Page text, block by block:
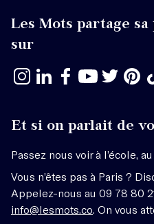
Les Mots partage
sur
Et si on parlait de
Passez nous voir à l’école, au
Vous n’êtes pas à Paris ?
Appelez-nous au 09 78 80
info@lesmots.co . On vous